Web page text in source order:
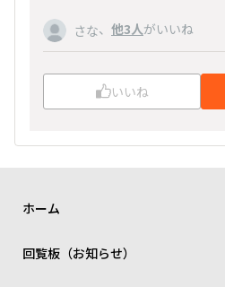
さな、 他3人がいいね
いいね
ホーム
回覧板（お知らせ）